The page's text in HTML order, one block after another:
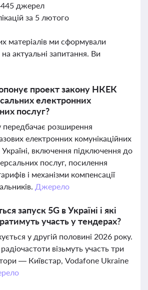
джерел
за 5 лютого
матеріалів ми сформували
на актуальні запитання. Ви
проект закону НКЕК
електронних
послуг?
передбачає розширення
електронних комунікаційних
Україні, включення підключення до
послуг, посилення
і механізми компенсації
Джерело
запуск 5G в Україні і які
участь у тендерах?
у другій половині 2026 року.
візьмуть участь три
— Київстар, Vodafone Ukraine